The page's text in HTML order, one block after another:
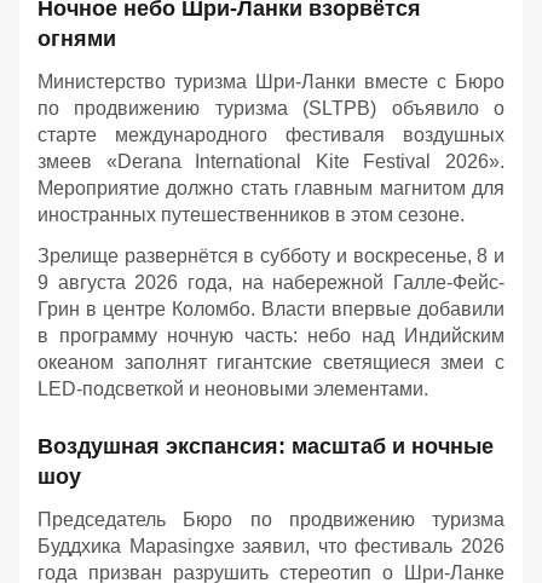
Ночное небо Шри-Ланки взорвётся
огнями
Министерство туризма Шри-Ланки вместе с Бюро
по продвижению туризма (SLTPB) объявило о
старте международного фестиваля воздушных
змеев «Derana International Kite Festival 2026».
Мероприятие должно стать главным магнитом для
иностранных путешественников в этом сезоне.
Зрелище развернётся в субботу и воскресенье, 8 и
9 августа 2026 года, на набережной Галле-Фейс-
Грин в центре Коломбо. Власти впервые добавили
в программу ночную часть: небо над Индийским
океаном заполнят гигантские светящиеся змеи с
LED-подсветкой и неоновыми элементами.
Воздушная экспансия: масштаб и ночные
шоу
Председатель Бюро по продвижению туризма
Буддхика Марasingхе заявил, что фестиваль 2026
года призван разрушить стереотип о Шри-Ланке